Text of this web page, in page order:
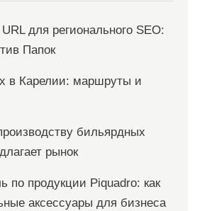
для регионального SEO:
Папок
в Карелии: маршруты и
бильярдных
рынок
по продукции Piquadro: как
аксессуары для бизнеса